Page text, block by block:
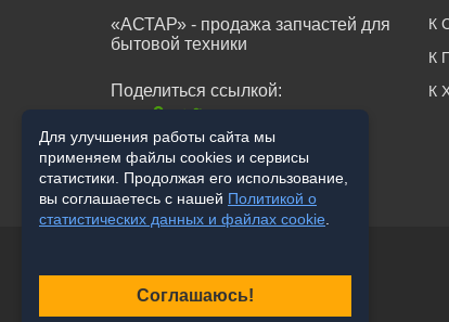
«АСТАР» - продажа запчастей для
бытовой техники
Поделиться ссылкой:
К
К
К
Для улучшения работы сайта мы
применяем файлы cookies и сервисы
статистики. Продолжая его использование,
вы соглашаетесь с нашей Политикой о
статистических данных и файлах cookie
Соглашаюсь!